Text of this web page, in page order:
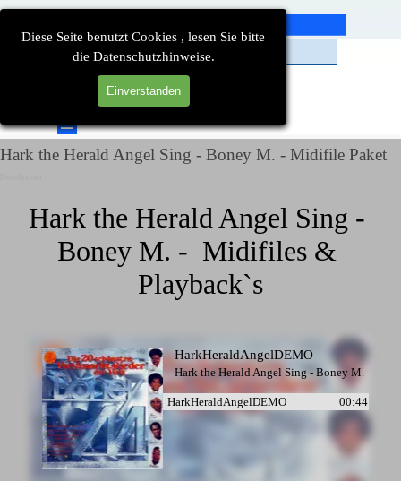
Diese Seite benutzt Cookies , lesen Sie bitte
die Datenschutzhinweise.
Einverstanden
Direkt zum Seiteninhalt
Menü überspringen
Hark the Herald Angel Sing - Boney M. - Midifile Paket
Hark the Herald Angel Sing -
Boney M. -  Midifiles &
Playback`s
HarkHeraldAngelDEMO
Hark the Herald Angel Sing - Boney M.
HarkHeraldAngelDEMO 00:44